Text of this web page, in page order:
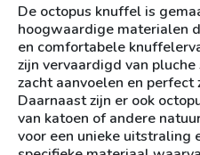
De octopus knuffel is
hoogwaardige materialen
en comfortabele
zijn vervaardigd van
zacht aanvoelen en
Daarnaast zijn er ook
van katoen of andere
voor een unieke uitstraling